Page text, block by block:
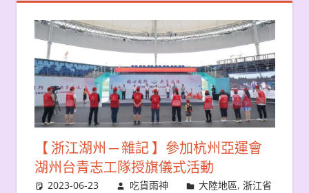
【 浙江湖州 ─ 雜記 】參加杭州亞運會
湖州台青志工隊授旗儀式活動
2023-06-23 吃貨雨神 大陸地區,浙江省